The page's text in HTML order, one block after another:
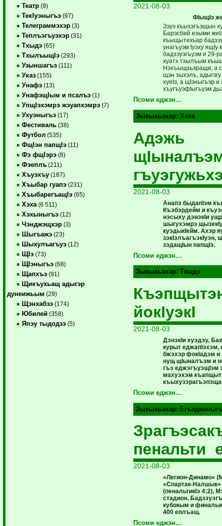
Театр (9)
ТекIуэныгъэ (97)
Телеграммэхэр (3)
Теплъэгъуэхэр (31)
Тхыдэ (65)
ТхылъыщIэ (293)
Узыншагъэ (111)
Указ (155)
Унафэ (13)
УнафэщIым и псалъэ (1)
УпщIэхэмрэ жэуапхэмрэ (7)
Ухуэныгъэ (17)
Фестиваль (38)
Футбол (535)
ФщIэн папщIэ (11)
Фэ фщIэрэ (8)
Фэеплъ (211)
Хъуэхъу (187)
Хъыбар гуапэ (231)
ХъыбарегъащIэ (65)
Хэха (6 511)
Хэхыныгъэ (12)
Чэнджэщхэр (3)
Шыгъажэ (23)
Шыхулъагъуэ (12)
ЩIэ (73)
ЩIэныгъэ (68)
Щапхъэ (91)
Щикъухьащ адыгэр
дунеижьым (29)
Щэнхабзэ (174)
Юбилей (358)
Япэу тыдодзэ (5)
2021-08-03
ФIыщIэ
Зэуэ къыхэгъэщын
Барэсбий езыми
къыщытехьар
унагъуэм Iуэху
бадзэуэгъуэм и 29-
хуатх тхылъым
Нэхъыщхьэращи, а
щэн зыхэлъ,
хуеIэ, а щIэныгъэр
хъугъуэфIыгъуэм
Псоми еджэн…
Зыхыхьэхэр: Хэха
Адэжь
2021-08-03
Анапэ быдапIэм
Къэбэрдейм и
нэсыху дэнэкIи
шыгухэмрэ
куэдыкIейм. Ахэр
зэкIэлъагъэкIуэн,
зэдащIын папщIэ.
Псоми еджэн…
Зыхыхьэхэр: Тхыдэ
йокIуэкI
2021-08-03
ДэнэкIи хуэдэу,
курыт еджапIэхэм,
бжэхэр фокIадэм
нущ щIыналъэм и
гъэ еджэгъуэщIэм
махуэхэм
Псоми еджэн…
Зыхыхьэхэр:
пенальти
2021-08-03
«Легион-Динамо»
«Спартак-
(пенальтикIэ 4:2).
стадион.
кубокым и
400 еплъащ.
Псоми еджэн…